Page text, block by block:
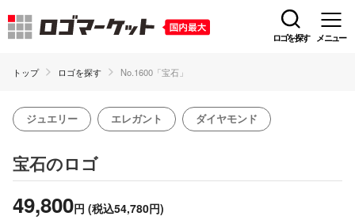
ロゴを探す メニュー
トップ ロゴを探す No.1600「宝石」
ジュエリー エレガント ダイヤモンド
宝石のロゴ
49,800円 (税込54,780円)